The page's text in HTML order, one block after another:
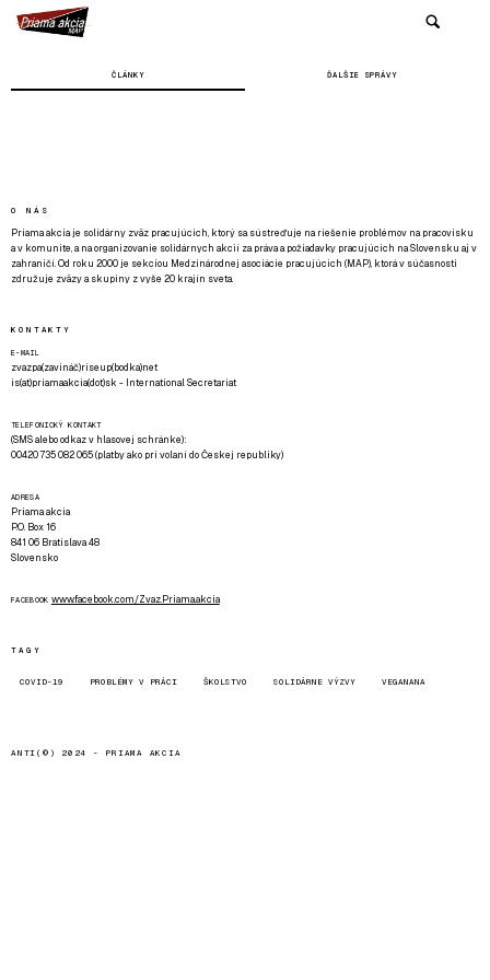
ČLÁNKY ĎALŠIE SPRÁVY
O NÁS
Priama akcia je solidárny zväz pracujúcich, ktorý sa sústreďuje na riešenie problémov na pracovisku
a v komunite, a na organizovanie solidárnych akcií za práva a požiadavky pracujúcich na Slovensku aj v
zahraničí. Od roku 2000 je sekciou Medzinárodnej asociácie pracujúcich (MAP), ktorá v súčasnosti
združuje zväzy a skupiny z vyše 20 krajín sveta.
KONTAKTY
E-MAIL
zvazpa(zavináč)riseup(bodka)net
is(at)priamaakcia(dot)sk - International Secretariat
TELEFONICKÝ KONTAKT
(SMS alebo odkaz v hlasovej schránke):
00420 735 082 065 (platby ako pri volaní do Českej republiky)
ADRESA
Priama akcia
P.O. Box 16
841 06 Bratislava 48
Slovensko
FACEBOOK www.facebook.com/Zvaz.Priama.akcia
TAGY
COVID-19 PROBLÉMY V PRÁCI ŠKOLSTVO SOLIDÁRNE VÝZVY VEGANANA
ANTI(©) 2024 - PRIAMA AKCIA